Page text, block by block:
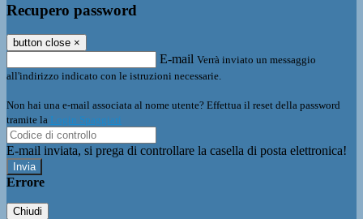
Recupero password
button close ×
E-mail Verrà inviato un messaggio
all'indirizzo indicato con le istruzioni necessarie.
Non hai una e-mail associata al nome utente? Effettua il reset della password
tramite la Login Spaggiari
E-mail inviata, si prega di controllare la casella di posta elettronica!
Errore
Chiudi